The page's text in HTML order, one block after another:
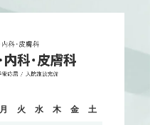
月 火 水 木 金 土